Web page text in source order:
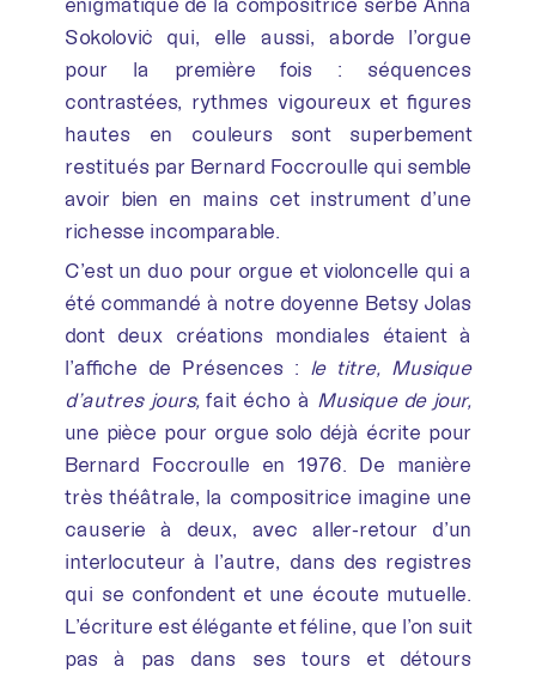
énigmatique de la compositrice serbe Anna
Sokoloviċ qui, elle aussi, aborde l’orgue
pour la première fois : séquences
contrastées, rythmes vigoureux et figures
hautes en couleurs sont superbement
restitués par Bernard Foccroulle qui semble
avoir bien en mains cet instrument d’une
richesse incomparable.
C’est un duo pour orgue et violoncelle qui a
été commandé à notre doyenne Betsy Jolas
dont deux créations mondiales étaient à
l’affiche de Présences : le titre, Musique
d’autres jours,fait écho à Musique de jour,
une pièce pour orgue solo déjà écrite pour
Bernard Foccroulle en 1976. De manière
très théâtrale, la compositrice imagine une
causerie à deux, avec aller-retour d’un
interlocuteur à l’autre, dans des registres
qui se confondent et une écoute mutuelle.
L’écriture est élégante et féline, que l’on suit
pas à pas dans ses tours et détours